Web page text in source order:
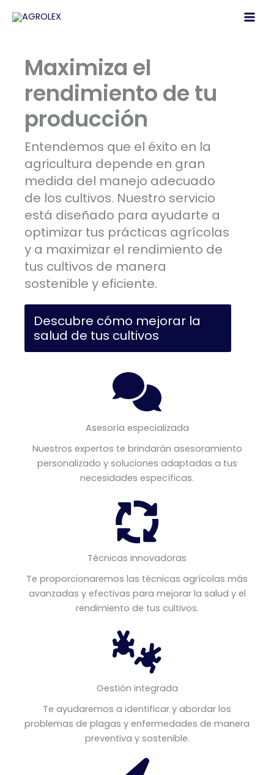
Maximiza el
rendimiento de tu
producción
Entendemos que el éxito en la
agricultura depende en gran
medida del manejo adecuado
de los cultivos. Nuestro servicio
está diseñado para ayudarte a
optimizar tus prácticas agrícolas
y a maximizar el rendimiento de
tus cultivos de manera
sostenible y eficiente.
Descubre cómo mejorar la
salud de tus cultivos
Asesoría especializada
Nuestros expertos te brindarán asesoramiento
personalizado y soluciones adaptadas a tus
necesidades específicas.
Técnicas innovadoras
Te proporcionaremos las técnicas agrícolas más
avanzadas y efectivas para mejorar la salud y el
rendimiento de tus cultivos.
Gestión integrada
Te ayudaremos a identificar y abordar los
problemas de plagas y enfermedades de manera
preventiva y sostenible.